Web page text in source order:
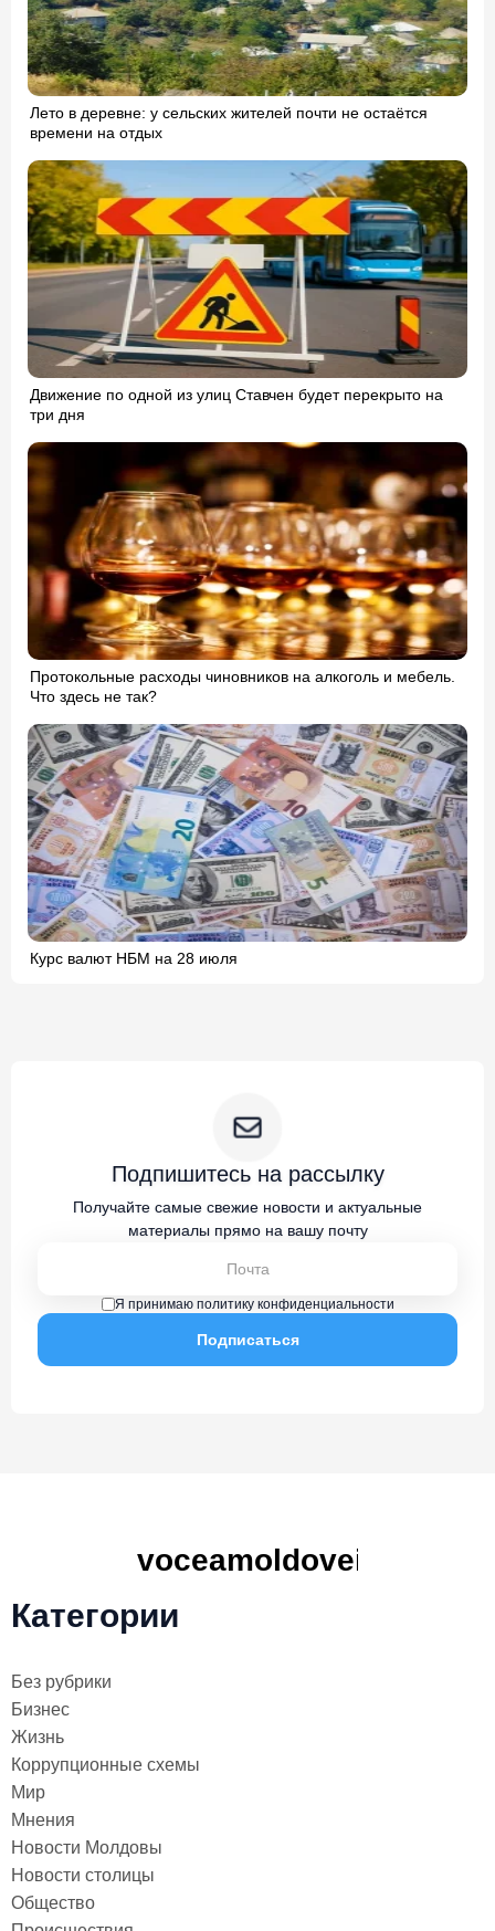
Лето в деревне: у сельских жителей почти не остаётся
времени на отдых
Движение по одной из улиц Ставчен будет перекрыто на
три дня
Протокольные расходы чиновников на алкоголь и мебель.
Что здесь не так?
Курс валют НБМ на 28 июля
Подпишитесь на рассылку
Получайте самые свежие новости и актуальные
материалы прямо на вашу почту
Я принимаю политику конфиденциальности
Категории
Без рубрики
Бизнес
Жизнь
Коррупционные схемы
Мир
Мнения
Новости Молдовы
Новости столицы
Общество